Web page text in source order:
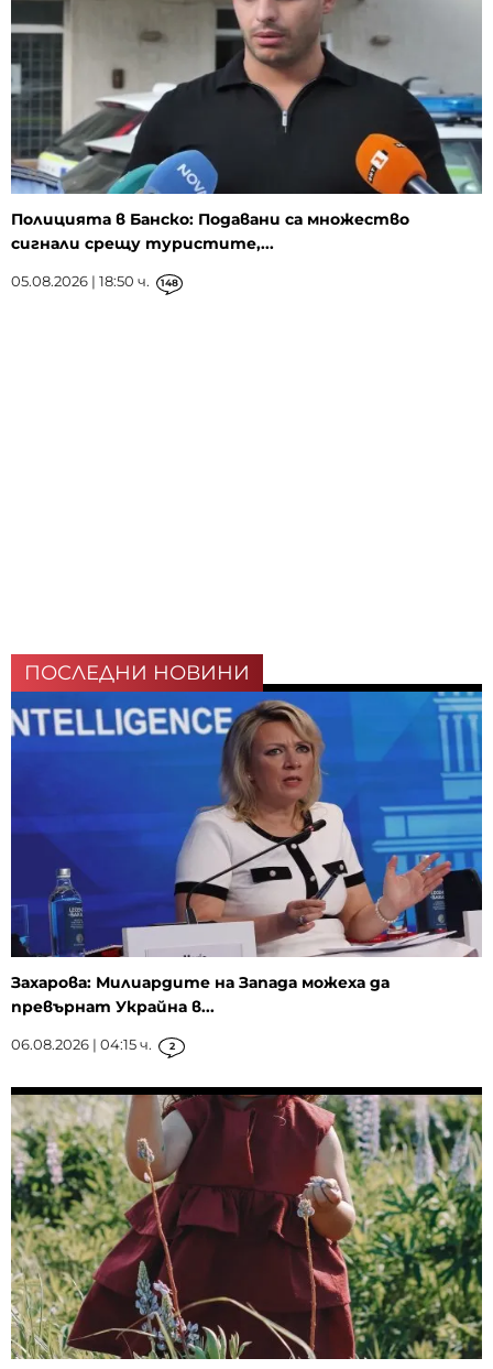
Полицията в Банско: Подавани са множество
сигнали срещу туристите,...
05.08.2026 | 18:50 ч. 148
ПОСЛЕДНИ НОВИНИ
Захарова: Милиардите на Запада можеха да
превърнат Украйна в...
06.08.2026 | 04:15 ч. 2